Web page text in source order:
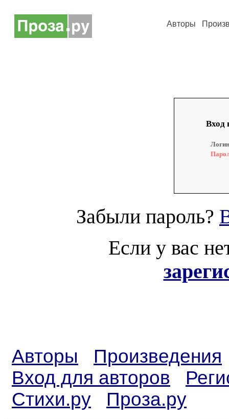
Авторы
Вход
Забыли пароль?
Если у вас
Авторы
Произведения
Вход для авторов
Стихи.ру
Проза.ру